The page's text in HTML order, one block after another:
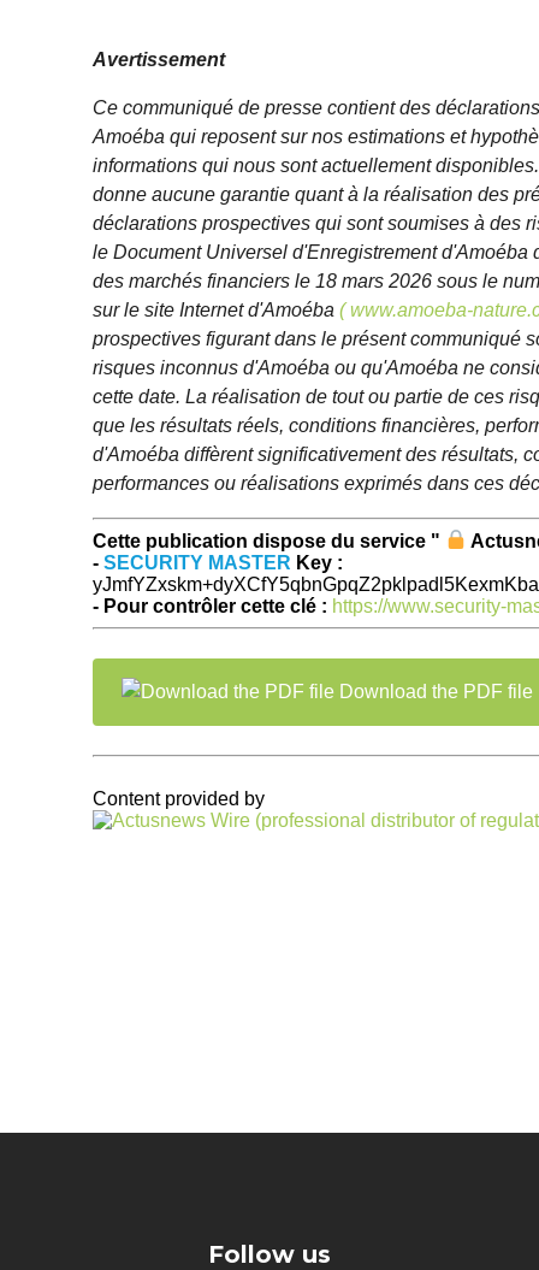
Avertissement
Ce communiqué de presse contient des
Amoéba qui reposent sur nos estimations et
informations qui nous sont actuellement
donne aucune garantie quant à la réalisation des
déclarations prospectives qui sont soumises à des
le Document Universel d'Enregistrement d'Amoéba
des marchés financiers le 18 mars 2026 sous le
sur le site Internet d'Amoéba( www.amoeba-
prospectives figurant dans le présent communiqué
risques inconnus d'Amoéba ou qu'Amoéba ne
cette date. La réalisation de tout ou partie de ces
que les résultats réels, conditions financières,
d'Amoéba diffèrent significativement des résultats,
performances ou réalisations exprimés dans ces
Cette publication dispose du service "
-SECURITY MASTER Key :
- Pour contrôler cette clé : https://www.security-
Download the PDF file
Content provided by
Follow us